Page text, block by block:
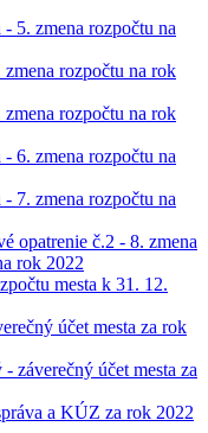
- 5. zmena rozpočtu na
rozpočtu na rok
rozpočtu na rok
- 6. zmena rozpočtu na
- 7. zmena rozpočtu na
opatrenie č.2 - 8. zmena
rok 2022
mesta k 31. 12.
účet mesta za rok
- záverečný účet mesta za
a KÚZ za rok 2022